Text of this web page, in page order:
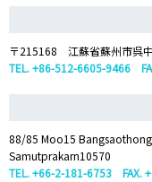
〒215168 江蘇省蘇州市呉
TEL. +86-512-6605-9466
88/85 Moo15
Samutprakarn10570
TEL. +66-2-181-6753 FAX.